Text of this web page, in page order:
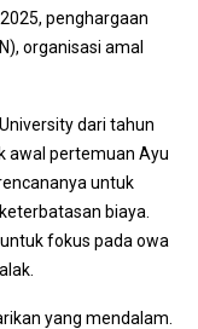
penghargaan
organisasi amal
dari tahun
awal pertemuan Ayu
untuk
biaya.
fokus pada owa
yang mendalam.